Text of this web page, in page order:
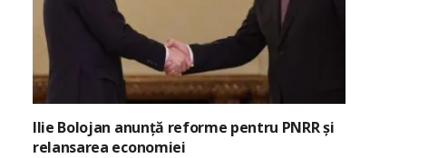
Ilie Bolojan anunță reforme pentru PNRR și
relansarea economiei